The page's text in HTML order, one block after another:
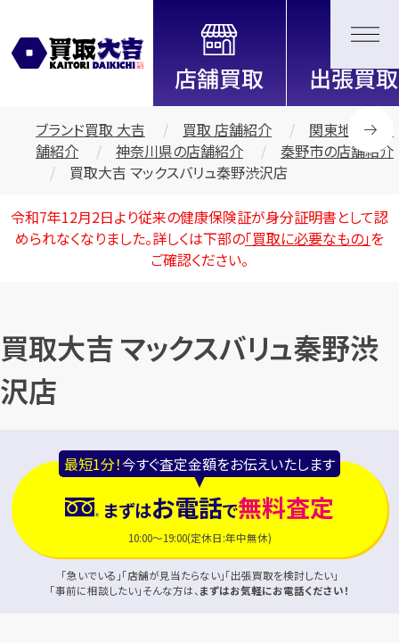
全国2000店舗以上展開中！
信頼と実績の買取専門店「買取大
吉」
ブランド買取 大吉 買取 店舗紹介
関東地区の店
舗紹介
神奈川県の店舗紹介
秦野市の店舗紹介
買取大吉 マックスバリュ秦野渋沢店
令和7年12月2日より従来の健康保険証が身分証明書として認
められなくなりました。詳しくは下部の「買取に必要なもの」を
ご確認ください。
買取大吉 マックスバリュ秦野渋
沢店
最短1分！今すぐ査定金額をお伝えいたします
まずはお電話で無料査定
10:00～19:00(定休日:年中無休)
「急いでいる」「店舗が見当たらない」「出張買取を検討したい」
「事前に相談したい」そんな方は、 まずはお気軽にお電話ください！